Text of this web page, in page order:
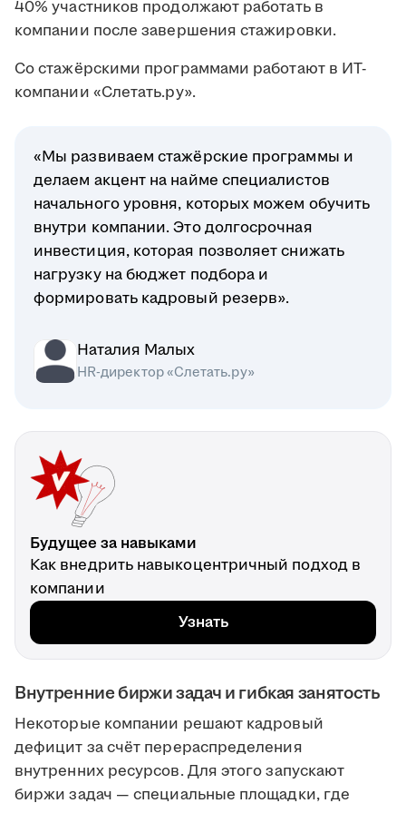
40% участников продолжают работать в
компании после завершения стажировки.
Со стажёрскими программами работают в ИТ-
компании «Слетать.ру».
«Мы развиваем стажёрские программы и
делаем акцент на найме специалистов
начального уровня, которых можем обучить
внутри компании. Это долгосрочная
инвестиция, которая позволяет снижать
нагрузку на бюджет подбора и
формировать кадровый резерв».
Наталия Малых
HR-директор «Слетать.ру»
Будущее за навыками
Как внедрить навыкоцентричный подход в
компании
Узнать
Внутренние биржи задач и гибкая занятость
Некоторые компании решают кадровый
дефицит за счёт перераспределения
внутренних ресурсов. Для этого запускают
биржи задач — специальные площадки, где